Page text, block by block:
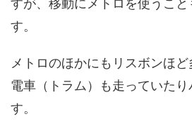
すが、移動にメトロを使うこと
す。
メトロのほかにもリスボンほ
電車（トラム）も走っていたり
す。